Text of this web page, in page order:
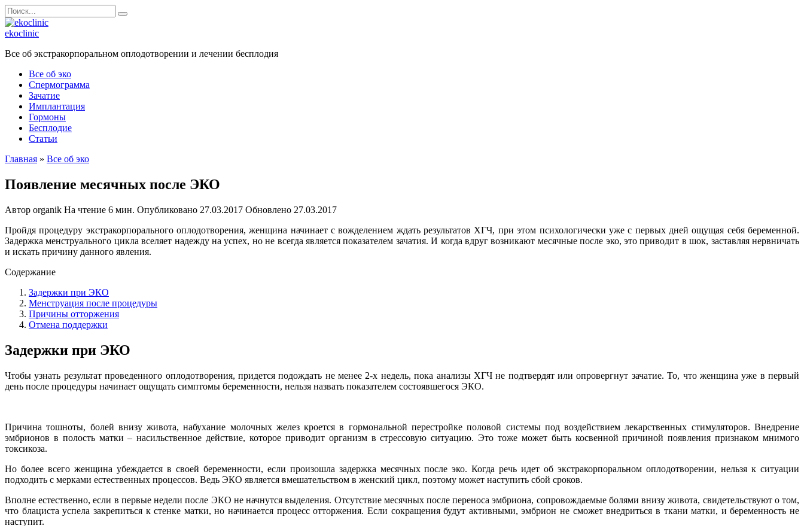
Перейти
к
содержанию
Search
for:
ekoclinic
Все об экстракорпоральном оплодотворении и лечении бесплодия
Все об эко
Спермограмма
Зачатие
Имплантация
Гормоны
Бесплодие
Статьи
Главная » Все об эко
Появление месячных после ЭКО
Автор organik На чтение 6 мин. Опубликовано 27.03.2017 Обновлено 27.03.2017
Пройдя процедуру экстракорпорального оплодотворения, женщина начинает с вожделением ждать результатов ХГЧ, при этом психологически уже с первых дней ощущая себя беременной.
Задержка менструального цикла вселяет надежду на успех, но не всегда является показателем зачатия. И когда вдруг возникают месячные после эко, это приводит в шок, заставляя нервничать
и искать причину данного явления.
Содержание
Задержки при ЭКО
Менструация после процедуры
Причины отторжения
Отмена поддержки
Задержки при ЭКО
Чтобы узнать результат проведенного оплодотворения, придется подождать не менее 2-х недель, пока анализы ХГЧ не подтвердят или опровергнут зачатие. То, что женщина уже в первый
день после процедуры начинает ощущать симптомы беременности, нельзя назвать показателем состоявшегося ЭКО.
Причина тошноты, болей внизу живота, набухание молочных желез кроется в гормональной перестройке половой системы под воздействием лекарственных стимуляторов. Внедрение
эмбрионов в полость матки – насильственное действие, которое приводит организм в стрессовую ситуацию. Это тоже может быть косвенной причиной появления признаком мнимого
токсикоза.
Но более всего женщина убеждается в своей беременности, если произошла задержка месячных после эко. Когда речь идет об экстракорпоральном оплодотворении, нельзя к ситуации
подходить с мерками естественных процессов. Ведь ЭКО является вмешательством в женский цикл, поэтому может наступить сбой сроков.
Вполне естественно, если в первые недели после ЭКО не начнутся выделения. Отсутствие месячных после переноса эмбриона, сопровождаемые болями внизу живота, свидетельствуют о том,
что блациста успела закрепиться к стенке матки, но начинается процесс отторжения. Если сокращения будут активными, эмбрион не сможет внедриться в ткани матки, и беременность не
наступит.